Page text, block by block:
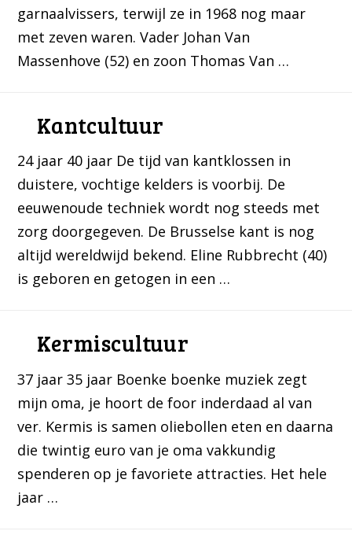
garnaalvissers, terwijl ze in 1968 nog maar
met zeven waren. Vader Johan Van
Massenhove (52) en zoon Thomas Van …
Kantcultuur
24 jaar 40 jaar De tijd van kantklossen in
duistere, vochtige kelders is voorbij. De
eeuwenoude techniek wordt nog steeds met
zorg doorgegeven. De Brusselse kant is nog
altijd wereldwijd bekend. Eline Rubbrecht (40)
is geboren en getogen in een …
Kermiscultuur
37 jaar 35 jaar Boenke boenke muziek zegt
mijn oma, je hoort de foor inderdaad al van
ver. Kermis is samen oliebollen eten en daarna
die twintig euro van je oma vakkundig
spenderen op je favoriete attracties. Het hele
jaar …